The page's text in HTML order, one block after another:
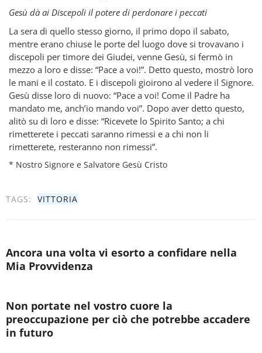
Gesù dà ai Discepoli il potere di perdonare i peccati
La sera di quello stesso giorno, il primo dopo il sabato,
mentre erano chiuse le porte del luogo dove si trovavano i
discepoli per timore dei Giudei, venne Gesù, si fermò in
mezzo a loro e disse: “Pace a voi!”. Detto questo, mostrò loro
le mani e il costato. E i discepoli gioirono al vedere il Signore.
Gesù disse loro di nuovo: “Pace a voi! Come il Padre ha
mandato me, anch’io mando voi”. Dopo aver detto questo,
alitò su di loro e disse: “Ricevete lo Spirito Santo; a chi
rimetterete i peccati saranno rimessi e a chi non li
rimetterete, resteranno non rimessi”.
* Nostro Signore e Salvatore Gesù Cristo
TAGS: VITTORIA
Ancora una volta vi esorto a confidare nella
Mia Provvidenza
Non portate nel vostro cuore la
preoccupazione per ciò che potrebbe accadere
in futuro